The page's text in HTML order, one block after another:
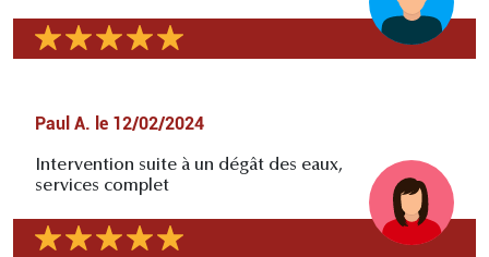
Paul A. le 12/02/2024
Intervention suite à un dégât des eaux,
services complet